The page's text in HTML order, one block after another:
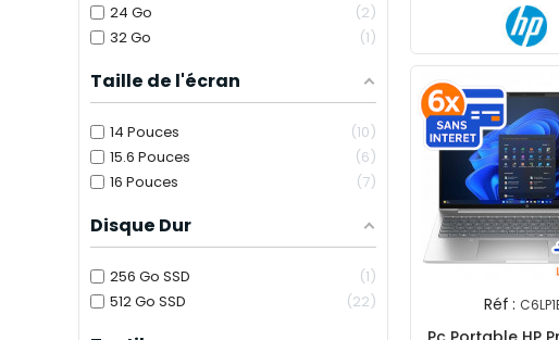
24 Go
2
32 Go
1
Taille de l'écran
14 Pouces
10
15.6 Pouces
6
16 Pouces
7
Disque Dur
256 Go SSD
1
512 Go SSD
22 Réf :